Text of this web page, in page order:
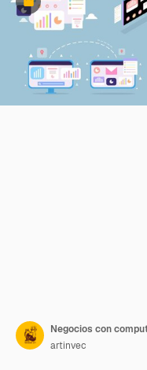
Premium
Negocios con
artinvec